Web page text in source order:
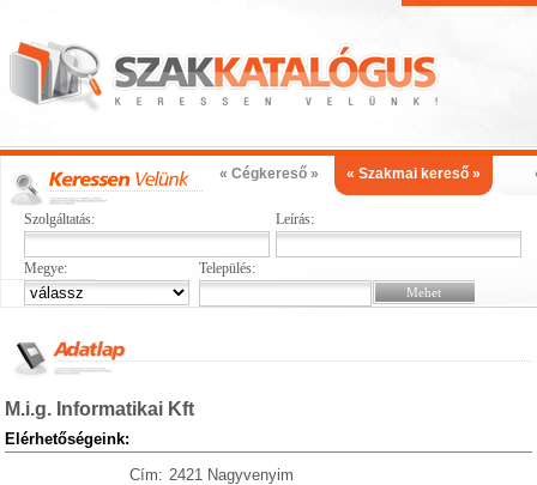
« Cégkereső » « Szakmai kereső »
Szolgáltatás: Leírás:
Megye: Település:
M.i.g. Informatikai Kft
Elérhetőségeink:
Cím: 2421 Nagyvenyim